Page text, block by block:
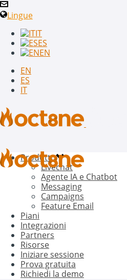
Lingue
IT
ES
EN
EN
ES
IT
Prodotto
Livechat
Agente IA e Chatbot
Messaging
Campaigns
Feature Email
Piani
Integrazioni
Partners
Risorse
Iniziare sessione
Prova gratuita
Richiedi la demo